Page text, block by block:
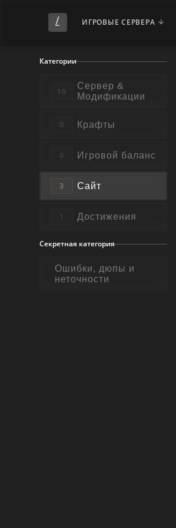
ИГРОВЫЕ СЕРВЕРА
Категории
10
Сервер &
Модификации
0 Крафты
0 Игровой баланс
3 Сайт
1 Достижения
Секретная категория
Ошибки, дюпы и
неточности